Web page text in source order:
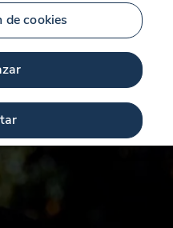
de cookies